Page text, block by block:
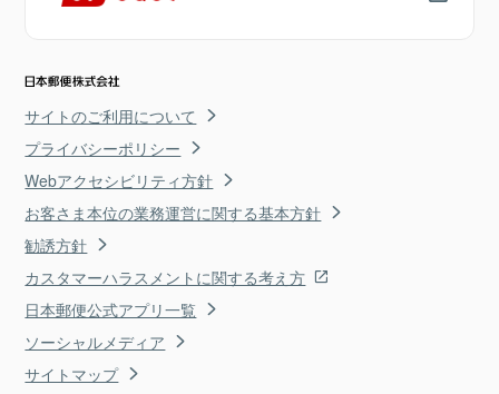
サイトのご利用について
プライバシーポリシー
Webアクセシビリティ方針
お客さま本位の業務運営に関する基本方針
勧誘方針
カスタマーハラスメントに関する考え方
日本郵便公式アプリ一覧
ソーシャルメディア
サイトマップ